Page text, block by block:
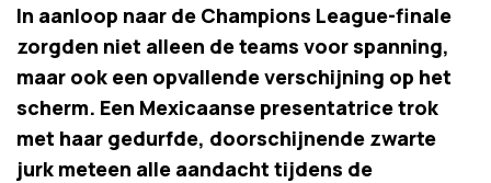
In aanloop naar de Champions League-finale
zorgden niet alleen de teams voor spanning,
maar ook een opvallende verschijning op het
scherm. Een Mexicaanse presentatrice trok
met haar gedurfde, doorschijnende zwarte
jurk meteen alle aandacht tijdens de